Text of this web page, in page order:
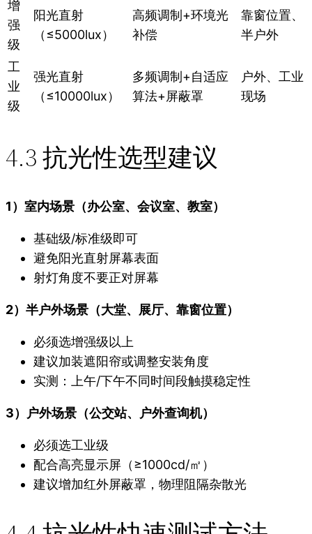
增
强
级
阳光直射
（≤5000lux）
高频调制+环境光
补偿
靠窗位置、
半户外
工
业
级
强光直射
（≤10000lux）
多频调制+自适应
算法+屏蔽罩
户外、工业
现场
4.3 抗光性选型建议
1）室内场景（办公室、会议室、教室）
基础级/标准级即可
避免阳光直射屏幕表面
射灯角度不要正对屏幕
2）半户外场景（大堂、展厅、靠窗位置）
必须选增强级以上
建议加装遮阳帘或调整安装角度
实测：上午/下午不同时间段触摸稳定性
3）户外场景（公交站、户外查询机）
必须选工业级
配合高亮显示屏（≥1000cd/㎡）
建议增加红外屏蔽罩，物理阻隔杂散光